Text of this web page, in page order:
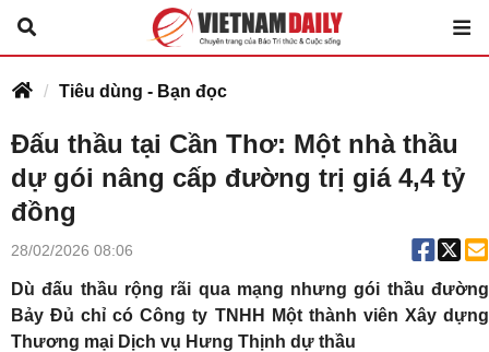
Tiêu dùng - Bạn đọc
Đấu thầu tại Cần Thơ: Một nhà thầu
dự gói nâng cấp đường trị giá 4,4 tỷ
đồng
28/02/2026 08:06
Dù đấu thầu rộng rãi qua mạng nhưng gói thầu đường
Bảy Đủ chỉ có Công ty TNHH Một thành viên Xây dựng
Thương mại Dịch vụ Hưng Thịnh dự thầu